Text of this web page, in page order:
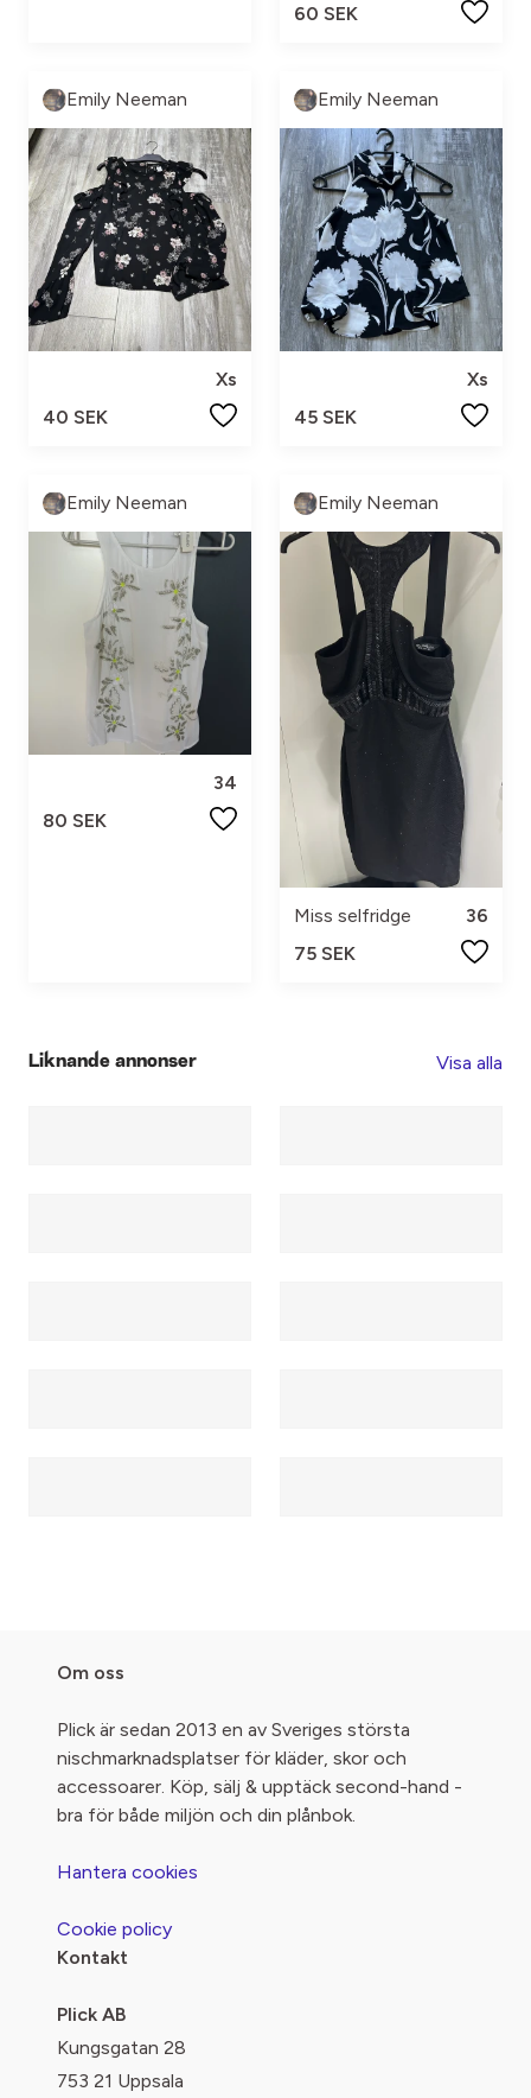
60 SEK
Emily Neeman
Xs
40 SEK
Emily Neeman
Xs
45 SEK
Emily Neeman
34
80 SEK
Emily Neeman
Miss selfridge
36
75 SEK
Liknande annonser Visa alla
Om oss
Plick är sedan 2013 en av Sveriges största
nischmarknadsplatser för kläder, skor och
accessoarer. Köp, sälj & upptäck second-hand -
bra för både miljön och din plånbok.
Hantera cookies
Cookie policy
Kontakt
Plick AB
Kungsgatan 28
753 21 Uppsala